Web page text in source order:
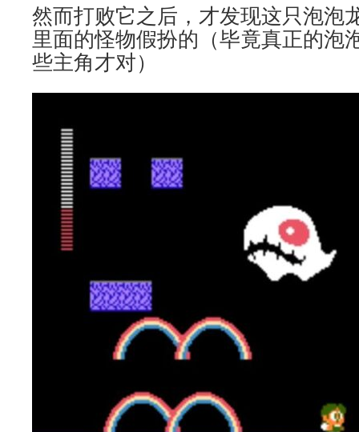
然而打败它之后，才发现这只泡泡
里面的怪物假扮的（毕竟真正的泡
些主角才对）